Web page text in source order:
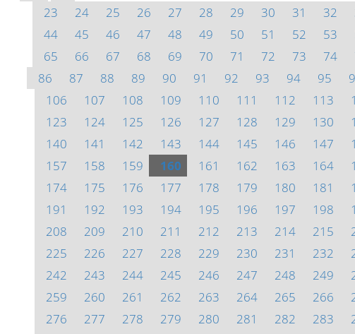
23
24 25 26 27 28 29 30 31 32
44
45 46 47 48 49 50 51 52 53
65
66 67 68 69 70 71 72 73 74
86
87 88 89 90 91 92 93 94 95
106
107 108 109 110 111 112 113
123
124 125 126 127 128 129 130
140
141 142 143 144 145 146 147
157
158 159 160 161 162 163 164
174
175 176 177 178 179 180 181
191
192 193 194 195 196 197 198
208
209 210 211 212 213 214 215
225
226 227 228 229 230 231 232
242
243 244 245 246 247 248 249
259
260 261 262 263 264 265 266
276
277 278 279 280 281 282 283